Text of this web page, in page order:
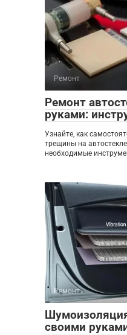
Ремонт
Ремонт
руками:
Узнайте, как
трещины на
необходимые
Ремонт
своими